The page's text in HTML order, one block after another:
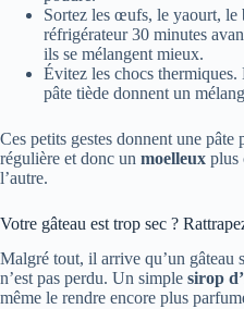
Sortez les œufs, le yaourt, le
réfrigérateur 30 minutes
ils se mélangent mieux.
Évitez les chocs
pâte tiède donnent un
Ces petits gestes donnent une pâte
régulière et donc un moelleux plus
l’autre.
Votre gâteau est trop sec ?
Malgré tout, il arrive qu’un gâteau
n’est pas perdu. Un simple sirop
même le rendre encore plus